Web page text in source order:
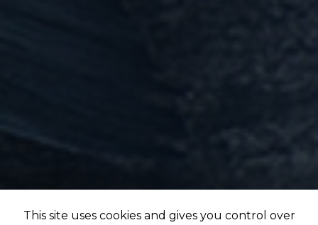
This site uses cookies and gives you control over